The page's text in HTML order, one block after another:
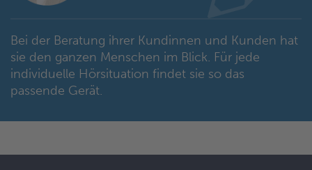
Bei der Beratung ihrer Kundinnen und Kunden hat
sie den ganzen Menschen im Blick. Für jede
individuelle Hörsituation findet sie so das
passende Gerät.